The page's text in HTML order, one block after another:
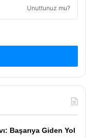
Unuttunuz mu?
Başarıya Giden Yol